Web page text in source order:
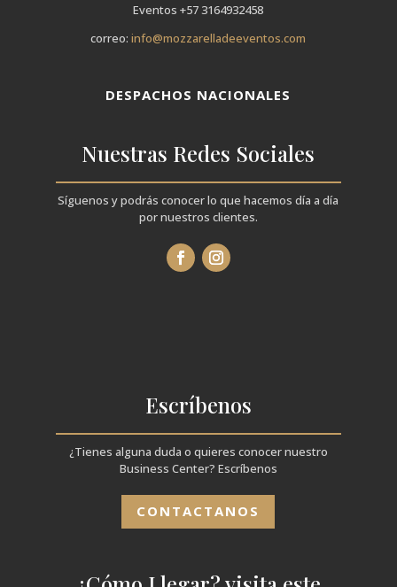
Eventos +57 3164932458
correo:info@mozzarelladeeventos.com
DESPACHOS NACIONALES
Nuestras Redes Sociales
Síguenos y podrás conocer lo que hacemos día a día
por nuestros clientes.
Escríbenos
¿Tienes alguna duda o quieres conocer nuestro
Business Center? Escríbenos
CONTACTANOS